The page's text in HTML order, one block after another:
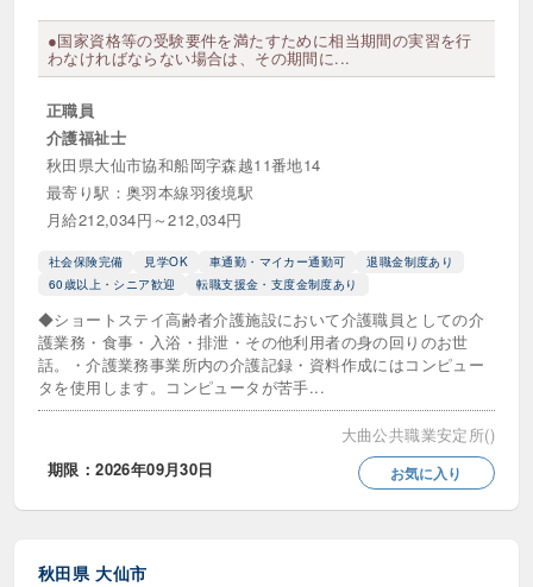
●国家資格等の受験要件を満たすために相当期間の実習を行
わなければならない場合は、その期間に...
正職員
介護福祉士
秋田県大仙市協和船岡字森越11番地14
最寄り駅：奥羽本線羽後境駅
月給212,034円～212,034円
社会保険完備 見学OK 車通勤・マイカー通勤可
退職金制度あり
60歳以上・シニア歓迎
転職支援金・支度金制度あり
◆ショートステイ高齢者介護施設において介護職員としての介
護業務・食事・入浴・排泄・その他利用者の身の回りのお世
話。・介護業務事業所内の介護記録・資料作成にはコンピュー
タを使用します。コンピュータが苦手...
大曲公共職業安定所()
期限：2026年09月30日
お気に入り
秋田県 大仙市